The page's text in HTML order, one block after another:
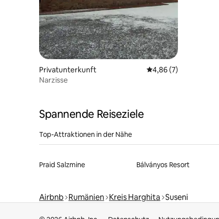
Privatunterkunft Durchschnittliche
4,86 (7)
Narzisse
Spannende Reiseziele
Top-Attraktionen in der Nähe
Praid Salzmine Bálványos Resort
Airbnb Rumänien Kreis Harghita Suseni